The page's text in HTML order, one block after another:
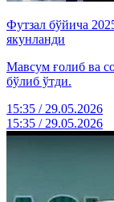
Футзал бўйича
якунланди
Мавсум ғолиб ва
бўлиб ўтди.
15:35 / 29.05.2026
15:35 / 29.05.2026